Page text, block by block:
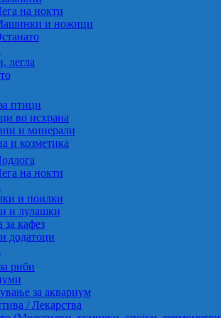
на нокти
и ножици
легла
птици
во исхрана
и минерали
и козметика
на нокти
и поилки
и лулашки
кафез
додатоци
риби
за аквариум
/ Лекарства